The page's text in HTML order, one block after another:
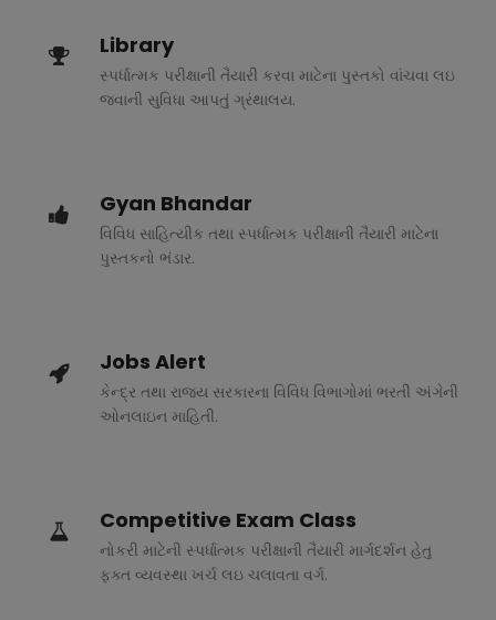
Library
સ્પર્ધાત્મક પરીક્ષાની તૈયારી કરવા માટેના પુસ્તકો વાંચવા લઇ
જવાની સુવિધા આપતું ગ્રંથાલય.
Gyan Bhandar
વિવિધ સાહિત્યીક તથા સ્પર્ધાત્મક પરીક્ષાની તૈયારી માટેના
પુસ્તકનો ભંડાર.
Jobs Alert
કેન્દ્ર તથા રાજ્ય સરકારના વિવિધ વિભાગોમાં ભરતી અંગેની
ઓનલાઇન માહિતી.
Competitive Exam Class
નોકરી માટેની સ્પર્ધાત્મક પરીક્ષાની તૈયારી માર્ગદર્શન હેતુ
ફક્ત વ્યવસ્થા ખર્ચ લઇ ચલાવતા વર્ગ.